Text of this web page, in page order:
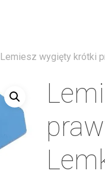
Lemiesz wygięty krótki